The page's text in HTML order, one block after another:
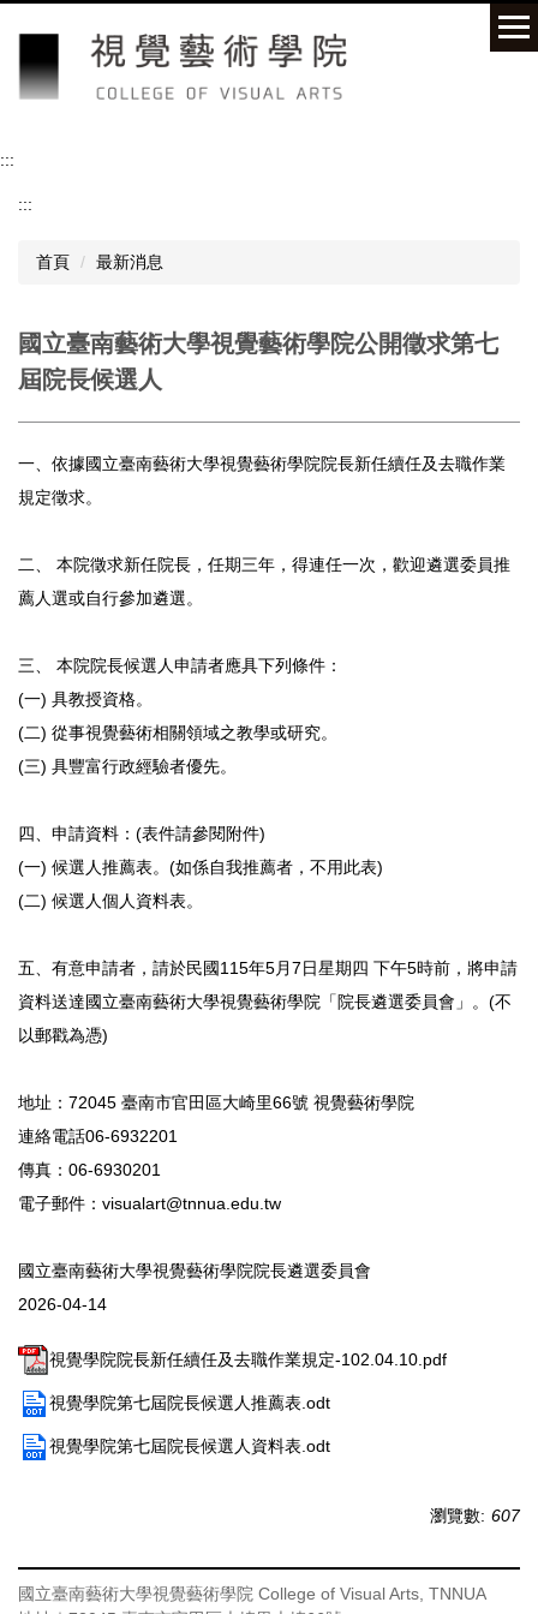
主
要
區
:::
:::
首頁 最新消息
國立臺南藝術大學視覺藝術學院公開徵求第七
屆院長候選人
一、依據國立臺南藝術大學視覺藝術學院院長新任續任及去職作業
規定徵求。
二、 本院徵求新任院長，任期三年，得連任一次，歡迎遴選委員推
薦人選或自行參加遴選。
三、 本院院長候選人申請者應具下列條件：
(一) 具教授資格。
(二) 從事視覺藝術相關領域之教學或研究。
(三) 具豐富行政經驗者優先。
四、申請資料：(表件請參閱附件)
(一) 候選人推薦表。(如係自我推薦者，不用此表)
(二) 候選人個人資料表。
五、有意申請者，請於民國115年5月7日星期四 下午5時前，將申請
資料送達國立臺南藝術大學視覺藝術學院「院長遴選委員會」。(不
以郵戳為憑)
地址：72045 臺南市官田區大崎里66號 視覺藝術學院
連絡電話06-6932201
傳真：06-6930201
電子郵件：visualart@tnnua.edu.tw
國立臺南藝術大學視覺藝術學院院長遴選委員會
2026-04-14
視覺學院院長新任續任及去職作業規定-102.04.10.pdf
視覺學院第七屆院長候選人推薦表.odt
視覺學院第七屆院長候選人資料表.odt
瀏覽數: 607
國立臺南藝術大學視覺藝術學院 College of Visual Arts, TNNUA